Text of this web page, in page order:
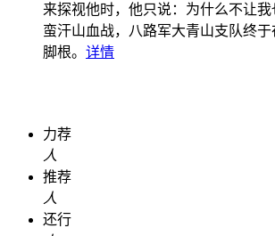
来探视他时，他只说：为什么不让
蛮汗山血战，八路军大青山支队终
脚根。 详情
力荐
人
推荐
人
还行